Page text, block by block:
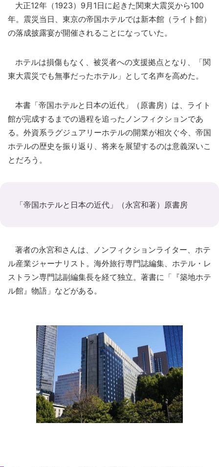
大正12年（1923）9月1日に起きた関東大震災から100
年。震災当日、東京の帝国ホテルでは新本館（ライト館）
の落成披露宴が開催されることになっていた。
ホテルは損傷もなく、被災者への支援拠点となり、「関
東大震災でも無事だったホテル」として名声を高めた。
本書「帝国ホテルと日本の近代」（原書房）は、ライト
館が完成するまでの過程を追ったノンフィクションであ
る。外資系ラグジュアリーホテルの開業が相次ぐ今、帝国
ホテルの歴史を振り返り、将来を展望するのは意義深いこ
とだろう。
「帝国ホテルと日本の近代」（永宮和著）原書房
著者の永宮和さんは、ノンフィクションライター、ホテ
ル産業ジャーナリスト。海外旅行専門誌編集、ホテル・レ
ストラン専門誌副編集長を経て独立。著書に「『築地ホテ
ル館』物語」などがある。